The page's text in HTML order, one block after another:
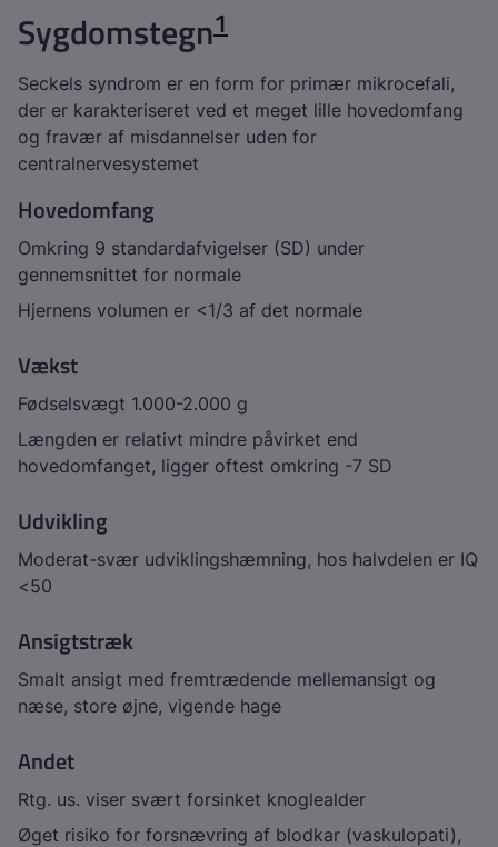
Sygdomstegn1
Seckels syndrom er en form for primær mikrocefali,
der er karakteriseret ved et meget lille hovedomfang
og fravær af misdannelser uden for
centralnervesystemet
Hovedomfang
Omkring 9 standardafvigelser (SD) under
gennemsnittet for normale
Hjernens volumen er <1/3 af det normale
Vækst
Fødselsvægt 1.000-2.000 g
Længden er relativt mindre påvirket end
hovedomfanget, ligger oftest omkring -7 SD
Udvikling
Moderat-svær udviklingshæmning, hos halvdelen er IQ
<50
Ansigtstræk
Smalt ansigt med fremtrædende mellemansigt og
næse, store øjne, vigende hage
Andet
Rtg. us. viser svært forsinket knoglealder
Øget risiko for forsnævring af blodkar (vaskulopati),